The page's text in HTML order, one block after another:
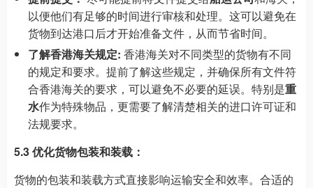
以便他们有足够的时间进行审核和处理。这可以避免在
货物到达港口后才开始准备文件，从而节省时间。
了解香港海关规定: 香港海关对不同类型的货物有不同
的规定和要求。提前了解这些规定，并确保所有文件符
合香港海关的要求，可以避免不必要的延误。特别是重
水作为特殊物品，更需要了解清楚相关的进口许可证和
法规要求。
5.3 优化货物包装和装载：
货物的包装和装载方式直接影响运输安全和效率。合适的